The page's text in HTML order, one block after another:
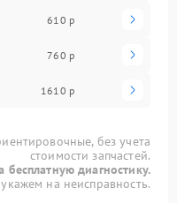
610 р
760 р
1610 р
без учета
стоимости запчастей.
бесплатную диагностику.
на неисправность.